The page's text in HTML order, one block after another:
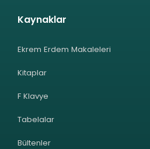
Kaynaklar
Ekrem Erdem Makaleleri
Kitaplar
F Klavye
Tabelalar
Bültenler